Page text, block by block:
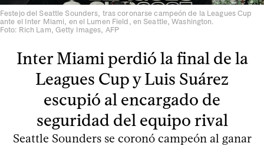
Festejo del Seattle Sounders, tras coronarse campeón de la Leagues Cup
ante el Inter Miami, en el Lumen Field, en Seattle, Washington.
Foto: Rich Lam, Getty Images, AFP
Inter Miami perdió la final de la
Leagues Cup y Luis Suárez
escupió al encargado de
seguridad del equipo rival
Seattle Sounders se coronó campeón al ganar